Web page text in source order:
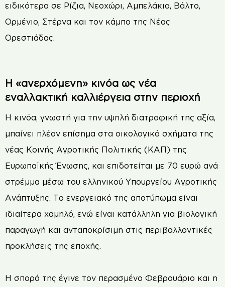
ειδικότερα σε Ρίζια, Νεοχώρι, Αμπελάκια, Βάλτο,
Ορμένιο, Στέρνα και τον κάμπο της Νέας
Ορεστιάδας.
Η «ανερχόμενη» κινόα ως νέα
εναλλακτική καλλιέργεια στην περιοχή
Η κινόα, γνωστή για την υψηλή διατροφική της αξία,
μπαίνει πλέον επίσημα στα οικολογικά σχήματα της
νέας Κοινής Αγροτικής Πολιτικής (ΚΑΠ) της
Ευρωπαϊκής Ένωσης, και επιδοτείται με 70 ευρώ ανά
στρέμμα μέσω του ελληνικού Υπουργείου Αγροτικής
Ανάπτυξης. Το ενεργειακό της αποτύπωμα είναι
ιδιαίτερα χαμηλό, ενώ είναι κατάλληλη για βιολογική
παραγωγή και ανταποκρίσιμη στις περιβαλλοντικές
προκλήσεις της εποχής.
Η σπορά της έγινε τον περασμένο Φεβρουάριο και η